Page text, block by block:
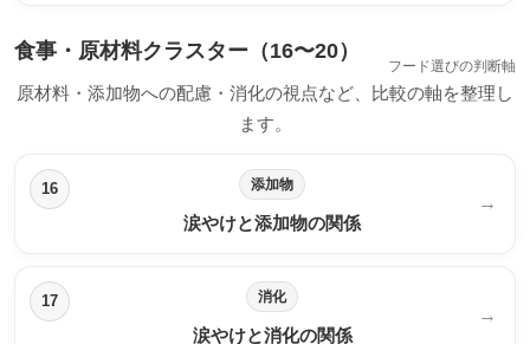
食事・原材料クラスター（16〜20）
フード選びの判断軸
原材料・添加物への配慮・消化の視点など、比較の軸を整理し
ます。
16 添加物
涙やけと添加物の関係
→
17 消化
涙やけと消化の関係
→